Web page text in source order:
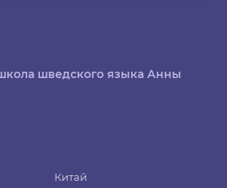
шведского языка Анны
Китай